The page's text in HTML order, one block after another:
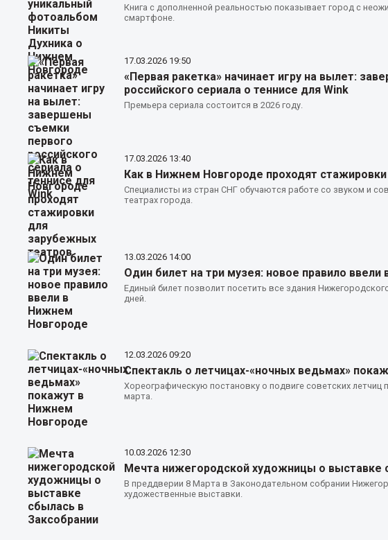
Книга с дополненной реальностью показывает город с
смартфоне.
17.03.2026 19:50
«Первая ракетка» начинает игру на вылет:
российского сериала о теннисе для Wink
Премьера сериала состоится в 2026 году.
17.03.2026 13:40
Как в Нижнем Новгороде проходят
Специалисты из стран СНГ обучаются работе со звуком и
театрах города.
13.03.2026 14:00
Один билет на три музея: новое правило
Единый билет позволит посетить все здания
дней.
12.03.2026 09:20
Спектакль о летчицах-«ночных ведьмах»
Хореографическую постановку о подвиге советских летчиц
марта.
10.03.2026 12:30
Мечта нижегородской художницы о выставке
В преддверии 8 Марта в Законодательном собрании
художественные выставки.